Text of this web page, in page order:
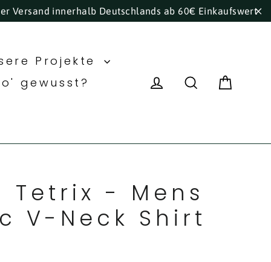
Versand innerhalb Deutschlands ab 60€ Einkaufswert
Projekte
gewusst?
Einloggen
Suche
Tetrix - Mens
V-Neck Shirt